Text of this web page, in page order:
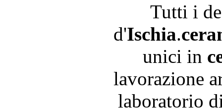
Tutti i
d'Ischia.
unici in
lavorazione
laboratorio